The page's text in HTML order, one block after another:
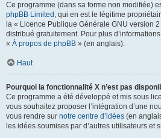
Ce programme (dans sa forme non modifiée)
phpBB Limited , qui en est le légitime
la « Licence Publique Générale GNU version
distribué gratuitement. Pour plus
« À propos de phpBB » (en anglais).
Haut
Pourquoi la fonctionnalité X n’est pas
Ce programme a été développé et mis sous
vous souhaitez proposer l’intégration d’une
vous rendre sur notre centre d’idées (en
les idées soumises par d’autres utilisateurs et